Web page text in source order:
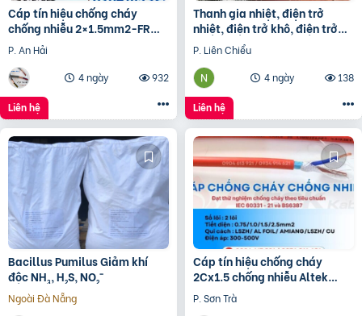
Cáp tín hiệu chống cháy
chống nhiễu 2×1.5mm2-FR
Altek Kabel
P. An Hải
4 ngày
932
Liên hệ
Thanh gia nhiệt, điện trở
nhiệt, điện trở khô, điện trở
đun hóa chất, điện trở lò nung
P. Liên Chiểu
4 ngày
138
Liên hệ
Bacillus Pumilus Giảm khí
độc NH₃, H₂S, NO₂⁻
Ngoài Đà Nẵng
Cáp tín hiệu chống cháy
2Cx1.5 chống nhiễu Altek
Kabel – phân phối Hà Nội, Đà
Nẵng, HCM
P. Sơn Trà